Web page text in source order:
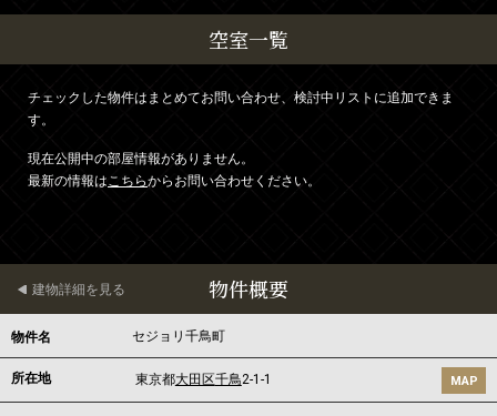
空室一覧
チェックした物件はまとめてお問い合わせ、検討中リストに追加できま
す。
現在公開中の部屋情報がありません。
最新の情報はこちらからお問い合わせください。
物件概要
建物詳細を見る
物件名 セジョリ千鳥町
所在地 東京都大田区千鳥2-1-1 MAP